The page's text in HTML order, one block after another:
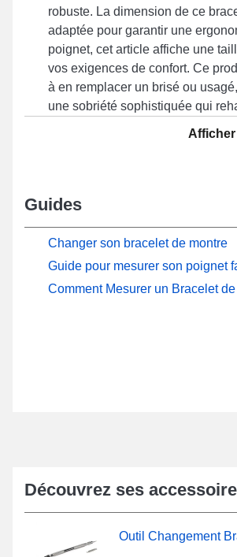
robuste. La dimension de ce
adaptée pour garantir une
poignet, cet article affiche une
vos exigences de confort. Ce
à en remplacer un brisé ou
une sobriété sophistiquée qui
passionnés de mode. Mis à ce
mm, ScanWatch Horizon par
Withings se marie en toute
Guides
Changer son bracelet de montre
Guide pour mesurer son poignet
Comment Mesurer un Bracelet
Découvrez ses
Outil Changement